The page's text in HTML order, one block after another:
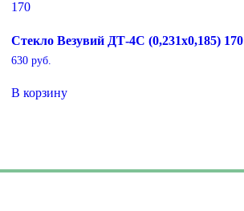
Стекло Везувий ДТ-4С (0,231х0,185) 170
630руб.
В корзину